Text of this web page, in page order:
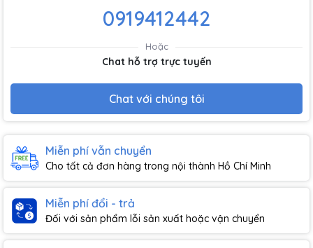
0919412442
Hoặc
Chat hỗ trợ trực tuyến
Chat với chúng tôi
Miễn phí vẫn chuyển
Cho tất cả đơn hàng trong nội thành Hồ Chí Minh
Miễn phí đổi - trả
Đối với sản phẩm lỗi sản xuất hoặc vận chuyển